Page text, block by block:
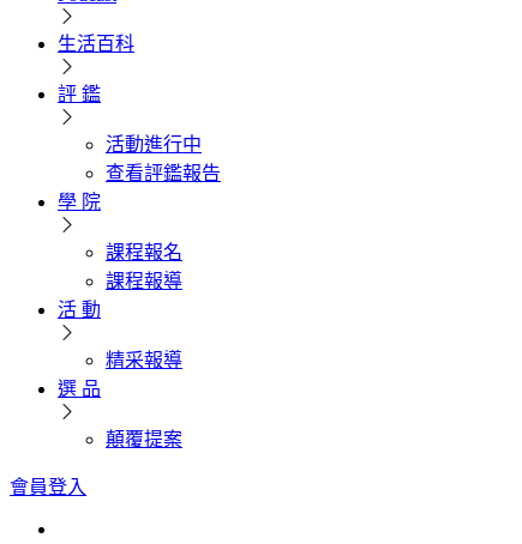
生活百科
評 鑑
活動進行中
查看評鑑報告
學 院
課程報名
課程報導
活 動
精采報導
選 品
顛覆提案
會員登入